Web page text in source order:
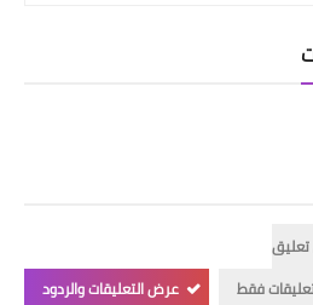
تعليق
فقط
عرض التعليقات والردود